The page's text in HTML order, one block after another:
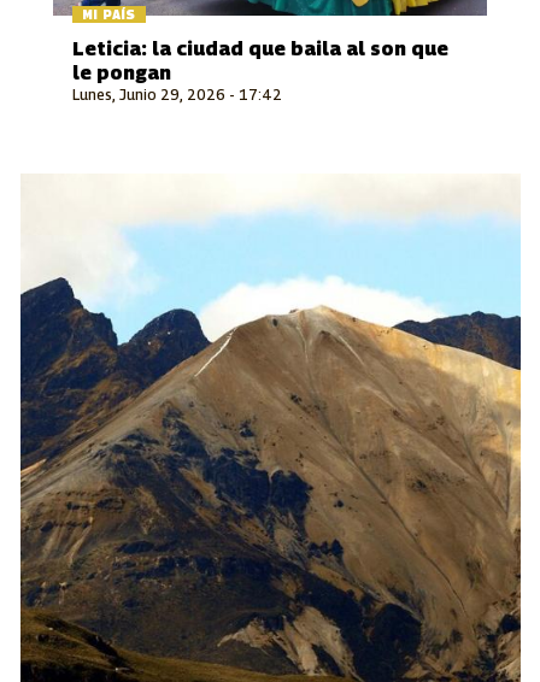
MI PAÍS
Lunes, Junio 29, 2026 - 17:42
Leticia: la ciudad que baila al son que
le pongan